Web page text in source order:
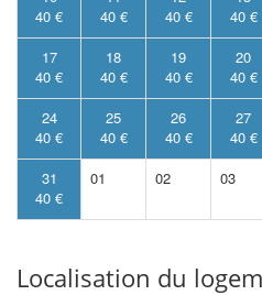
40 €
40 €
40 €
40 €
17
40 €
18
40 €
19
40 €
20
40 €
24
40 €
25
40 €
26
40 €
27
40 €
31
40 €
01 02 03
Localisation du